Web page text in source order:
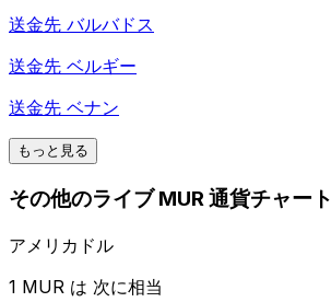
送金先 バルバドス
送金先 ベルギー
送金先 ベナン
もっと見る
その他のライブ MUR 通貨チャート
アメリカドル
1 MUR は 次に相当